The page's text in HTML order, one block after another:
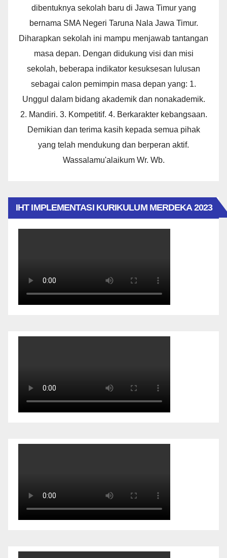
dibentuknya sekolah baru di Jawa Timur yang
bernama SMA Negeri Taruna Nala Jawa Timur.
Diharapkan sekolah ini mampu menjawab tantangan
masa depan. Dengan didukung visi dan misi
sekolah, beberapa indikator kesuksesan lulusan
sebagai calon pemimpin masa depan yang: 1.
Unggul dalam bidang akademik dan nonakademik.
2. Mandiri. 3. Kompetitif. 4. Berkarakter kebangsaan.
Demikian dan terima kasih kepada semua pihak
yang telah mendukung dan berperan aktif.
Wassalamu'alaikum Wr. Wb.
IHT IMPLEMENTASI KURIKULUM MERDEKA 2023